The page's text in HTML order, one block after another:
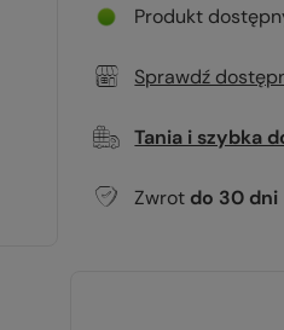
Produkt
Sprawdź
Tania i szybka
Zwrot do 30 dni